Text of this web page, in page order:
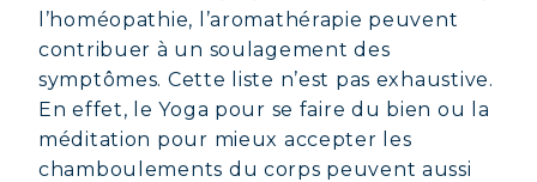
COLLAGÈNE MARIN : PEAU,
ARTICULATIONS & VITALITÉ
COVÉLINE, SÉRUM EXPERT
l’homéopathie, l’aromathérapie peuvent
contribuer à un soulagement des
symptômes. Cette liste n’est pas exhaustive.
En effet, le Yoga pour se faire du bien ou la
méditation pour mieux accepter les
chamboulements du corps peuvent aussi